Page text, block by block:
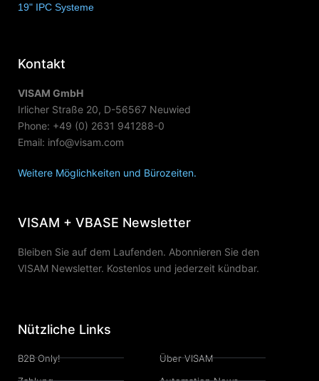
19" IPC Systeme
Kontakt
VISAM GmbH
Irlicher Straße 20, D-56567 Neuwied
Phone: +49 (0) 2631 941288-0
Email: info@visam.com
Weitere Möglichkeiten und Bürozeiten.
VISAM + VBASE Newsletter
Bleiben Sie auf dem Laufenden. Abonnieren Sie den
VISAM Newsletter. Kostenlos und jederzeit kündbar.
Nützliche Links
B2B Only!
Über VISAM